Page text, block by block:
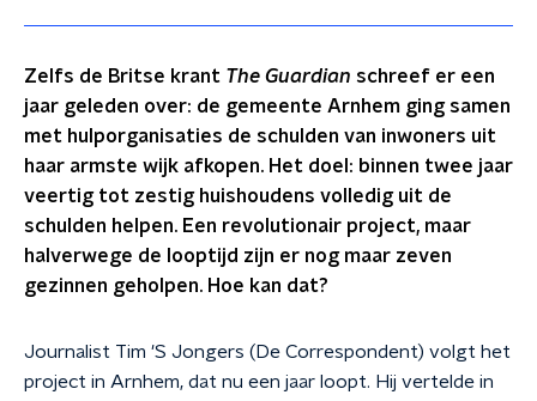
Zelfs de Britse krant The Guardian schreef er een
jaar geleden over: de gemeente Arnhem ging samen
met hulporganisaties de schulden van inwoners uit
haar armste wijk afkopen. Het doel: binnen twee jaar
veertig tot zestig huishoudens volledig uit de
schulden helpen. Een revolutionair project, maar
halverwege de looptijd zijn er nog maar zeven
gezinnen geholpen. Hoe kan dat?
Journalist Tim 'S Jongers (De Correspondent) volgt het
project in Arnhem, dat nu een jaar loopt. Hij vertelde in